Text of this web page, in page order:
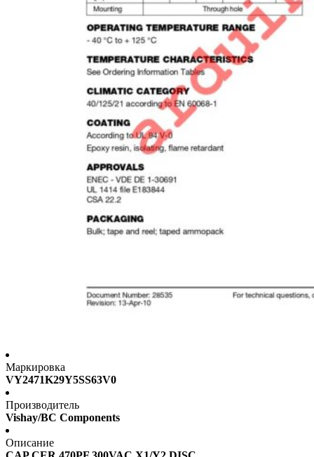
Маркировка
VY2471K29Y5SS63V0
Производитель
Vishay/BC Components
Описание